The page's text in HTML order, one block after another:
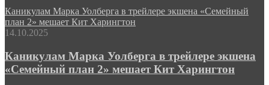
Каникулам Марка Уолберга в трейлере экшена «Семейный
план 2» мешает Кит Харингтон
14.10.2025
Каникулам Марка Уолберга в трейлере экшена
«Семейный план 2» мешает Кит Харингтон